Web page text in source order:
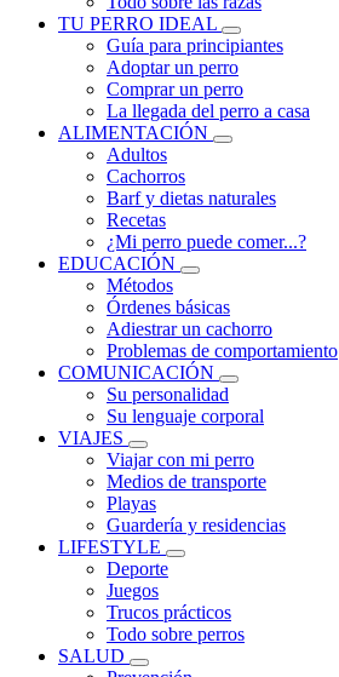
TU PERRO IDEAL
Guía para principiantes
Adoptar un perro
Comprar un perro
La llegada del perro a casa
ALIMENTACIÓN
Adultos
Cachorros
Barf y dietas naturales
Recetas
¿Mi perro puede comer...?
EDUCACIÓN
Métodos
Órdenes básicas
Adiestrar un cachorro
Problemas de comportamiento
COMUNICACIÓN
Su personalidad
Su lenguaje corporal
VIAJES
Viajar con mi perro
Medios de transporte
Playas
Guardería y residencias
LIFESTYLE
Deporte
Juegos
Trucos prácticos
Todo sobre perros
SALUD